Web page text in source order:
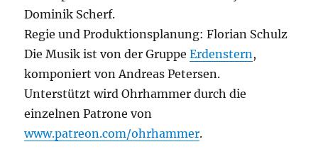
Dominik Scherf.
Regie und Produktionsplanung: Florian Schulz
Die Musik ist von der GruppeErdenstern,
komponiert von Andreas Petersen.
Unterstützt wird Ohrhammer durch die
einzelnen Patrone von
www.patreon.com/ohrhammer.